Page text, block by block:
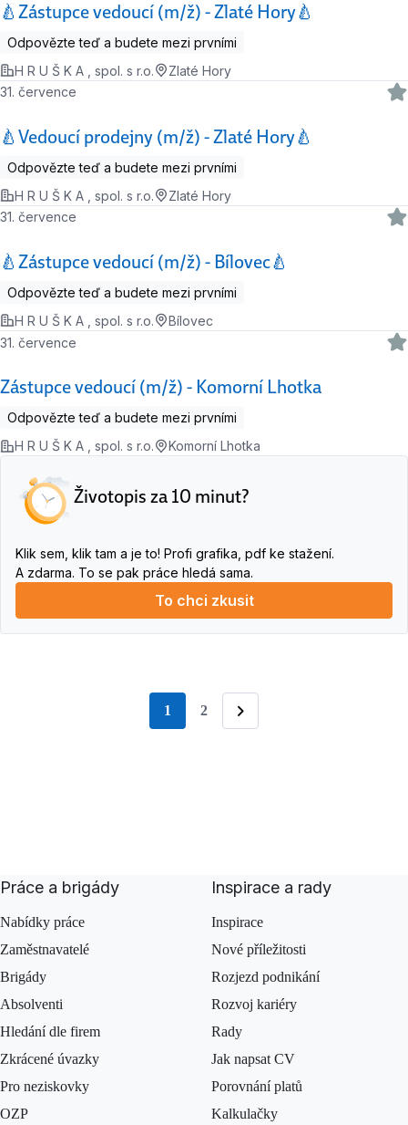
🍐Zástupce vedoucí (m/ž) - Zlaté Hory🍐
Odpovězte teď a budete mezi prvními
H R U Š K A , spol. s r.o.
Zlaté Hory
🍐Vedoucí prodejny (m/ž) - Zlaté Hory🍐
31. července
Odpovězte teď a budete mezi prvními
H R U Š K A , spol. s r.o.
Zlaté Hory
🍐Zástupce vedoucí (m/ž) - Bílovec🍐
31. července
Odpovězte teď a budete mezi prvními
H R U Š K A , spol. s r.o.
Bílovec
Zástupce vedoucí (m/ž) - Komorní Lhotka
31. července
Odpovězte teď a budete mezi prvními
H R U Š K A , spol. s r.o.
Komorní Lhotka
Životopis za 10 minut?
Klik sem, klik tam a je to! Profi grafika, pdf ke stažení.
A zdarma. To se pak práce hledá sama.
To chci zkusit
stránka
1 2
Následující
Práce a brigády
Nabídky práce
Zaměstnavatelé
Brigády
Absolventi
Hledání dle firem
Zkrácené úvazky
Pro neziskovky
OZP
Inspirace a rady
Inspirace
Nové příležitosti
Rozjezd podnikání
Rozvoj kariéry
Rady
Jak napsat CV
Porovnání platů
Kalkulačky